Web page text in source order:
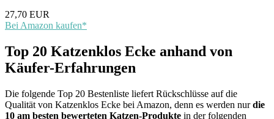
27,70 EUR
Bei Amazon kaufen*
Top 20 Katzenklos Ecke anhand von
Käufer-Erfahrungen
Die folgende Top 20 Bestenliste liefert Rückschlüsse auf die
Qualität von Katzenklos Ecke bei Amazon, denn es werden nurdie
10 am besten bewerteten Katzen-Produkte in der folgenden